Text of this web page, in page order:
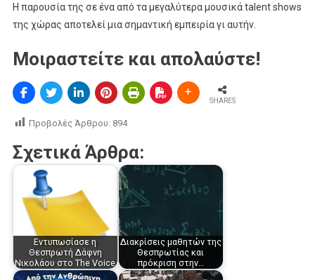
Η παρουσία της σε ένα από τα μεγαλύτερα μουσικά talent shows
της χώρας αποτελεί μια σημαντική εμπειρία γι αυτήν.
Μοιραστείτε και απολαύστε!
SHARES
Προβολές Άρθρου: 894
Σχετικά Άρθρα:
Εντυπωσίασε η
Θεσπρωτή Δάφνη
Νικολάου στο The Voice
Διακρίσεις μαθητών της
Θεσπρωτίας και
πρόκριση στην…